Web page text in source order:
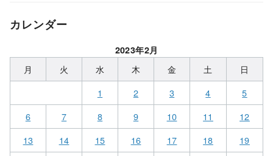
カレンダー
2023年2月
月 火 水 木 金 土
日
1
2 3 4
5
6
7 8 9 10 11
12
13
14 15 16 17 18
19